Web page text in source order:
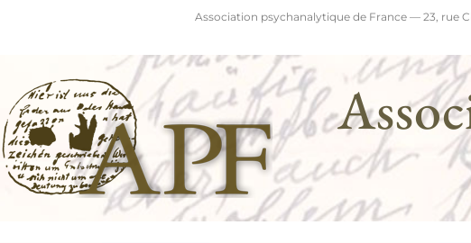
Association psychanalytique de France — 23, rue